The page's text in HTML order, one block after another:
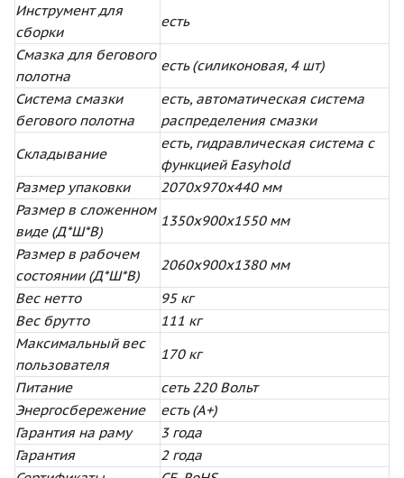
Инструмент для
сборки
есть
Смазка для бегового
полотна
есть (силиконовая, 4 шт)
Система смазки
бегового полотна
есть, автоматическая система
распределения смазки
Складывание
есть, гидравлическая система с
функцией Easyhold
Размер упаковки
2070х970х440 мм
Размер в сложенном
виде (Д*Ш*В)
1350х900х1550 мм
Размер в рабочем
состоянии (Д*Ш*В)
2060х900х1380 мм
Вес нетто
95 кг
Вес брутто
111 кг
Максимальный вес
пользователя
170 кг
Питание
сеть 220 Вольт
Энергосбережение
есть (А+)
Гарантия на раму
3 года
Гарантия
2 года